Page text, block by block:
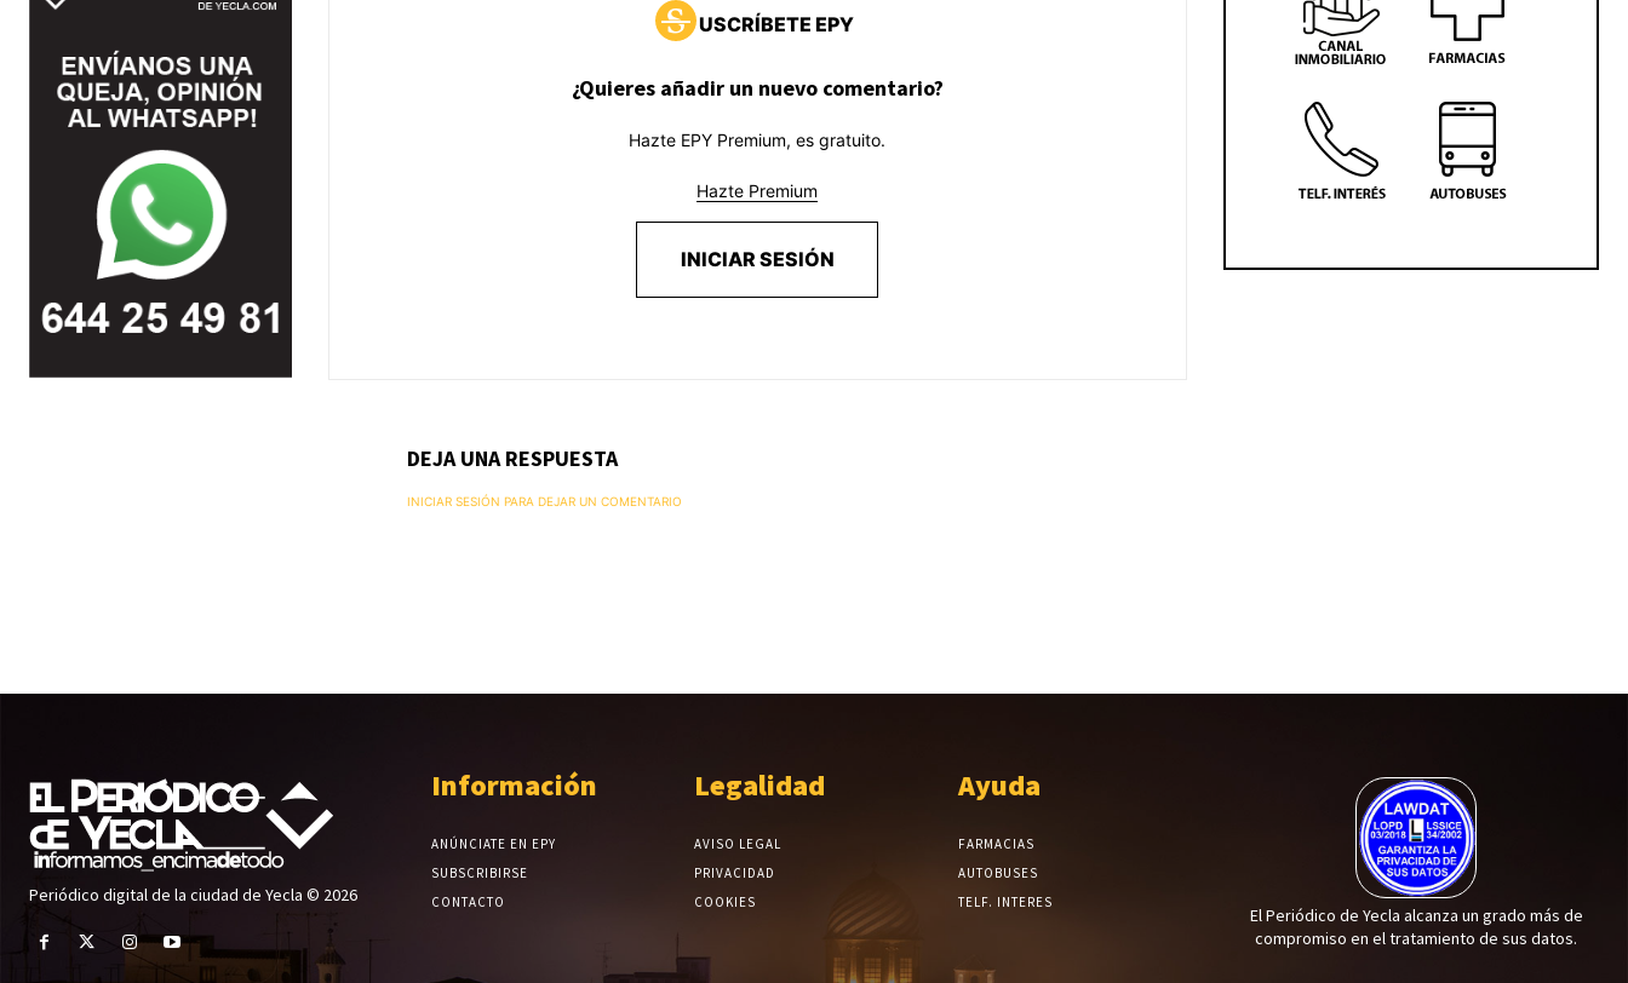
USCRÍBETE EPY
¿Quieres añadir un nuevo comentario?
Hazte EPY Premium, es gratuito.
Hazte Premium
INICIAR SESIÓN
DEJA UNA RESPUESTA
INICIAR SESIÓN PARA DEJAR UN COMENTARIO
Periódico digital de la ciudad de Yecla © 2026
Información
ANÚNCIATE EN EPY
SUBSCRIBIRSE
CONTACTO
Legalidad
AVISO LEGAL
PRIVACIDAD
COOKIES
Ayuda
FARMACIAS
AUTOBUSES
TELF. INTERES
El Periódico de Yecla alcanza un grado más de
compromiso en el tratamiento de sus datos.